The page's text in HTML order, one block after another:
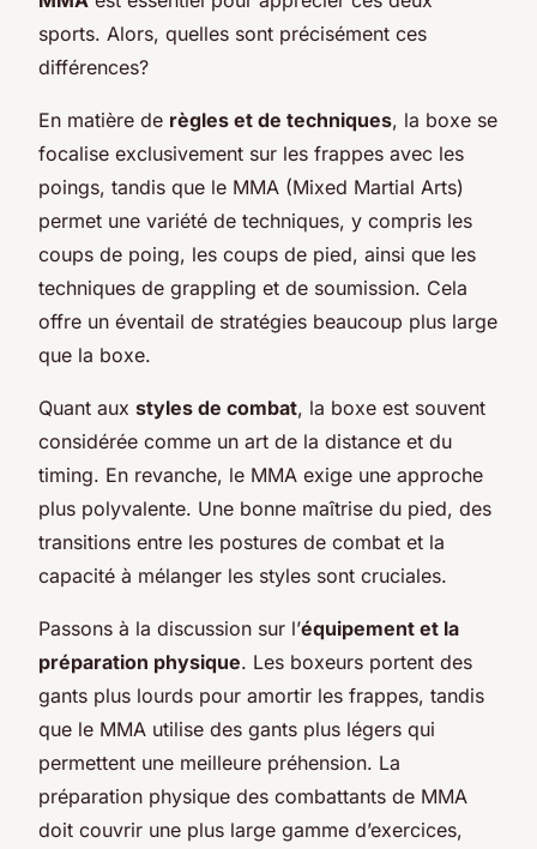
sports. Alors, quelles sont précisément ces
différences?
En matière de règles et de techniques, la boxe se
focalise exclusivement sur les frappes avec les
poings, tandis que le MMA (Mixed Martial Arts)
permet une variété de techniques, y compris les
coups de poing, les coups de pied, ainsi que les
techniques de grappling et de soumission. Cela
offre un éventail de stratégies beaucoup plus large
que la boxe.
Quant aux styles de combat, la boxe est souvent
considérée comme un art de la distance et du
timing. En revanche, le MMA exige une approche
plus polyvalente. Une bonne maîtrise du pied, des
transitions entre les postures de combat et la
capacité à mélanger les styles sont cruciales.
Passons à la discussion sur l’équipement et la
préparation physique. Les boxeurs portent des
gants plus lourds pour amortir les frappes, tandis
que le MMA utilise des gants plus légers qui
permettent une meilleure préhension. La
préparation physique des combattants de MMA
doit couvrir une plus large gamme d’exercices,